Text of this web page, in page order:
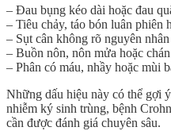
– Đau bụng kéo dài hoặc đau
– Tiêu chảy, táo bón luân phiên
– Sụt cân không rõ nguyên nhân
– Buồn nôn, nôn mửa hoặc
– Phân có máu, nhầy hoặc mùi
Những dấu hiệu này có thể gợi
nhiễm ký sinh trùng, bệnh
cần được đánh giá chuyên sâu.